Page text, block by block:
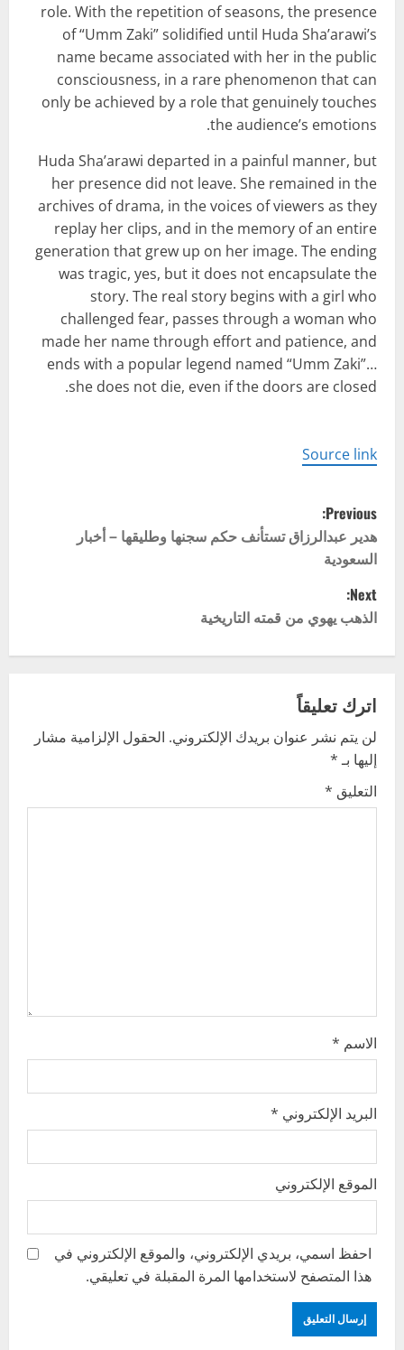
role. With the repetition of seasons, the presence
of “Umm Zaki” solidified until Huda Sha’arawi’s
name became associated with her in the public
consciousness, in a rare phenomenon that can
only be achieved by a role that genuinely touches
the audience’s emotions.
Huda Sha’arawi departed in a painful manner, but
her presence did not leave. She remained in the
archives of drama, in the voices of viewers as they
replay her clips, and in the memory of an entire
generation that grew up on her image. The ending
was tragic, yes, but it does not encapsulate the
story. The real story begins with a girl who
challenged fear, passes through a woman who
made her name through effort and patience, and
ends with a popular legend named “Umm Zaki”…
she does not die, even if the doors are closed.
Source link
P
o
s
t
n
a
v
i
g
Previous:
هدير عبدالرزاق تستأنف حكم سجنها وطليقها – أخبار
السعودية
Next:
الذهب يهوي من قمته التاريخية
اترك تعليقاً
لن يتم نشر عنوان بريدك الإلكتروني. الحقول الإلزامية مشار
إليها بـ*
التعليق *
الاسم *
البريد الإلكتروني *
الموقع الإلكتروني
احفظ اسمي، بريدي الإلكتروني، والموقع الإلكتروني في
هذا المتصفح لاستخدامها المرة المقبلة في تعليقي.